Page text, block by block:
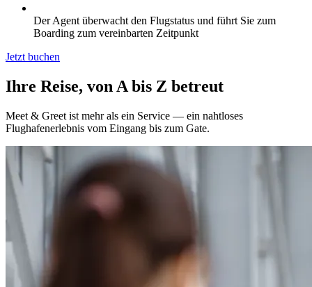
Der Agent überwacht den Flugstatus und führt Sie zum
Boarding zum vereinbarten Zeitpunkt
Jetzt buchen
Ihre Reise, von A bis Z betreut
Meet & Greet ist mehr als ein Service — ein nahtloses
Flughafenerlebnis vom Eingang bis zum Gate.